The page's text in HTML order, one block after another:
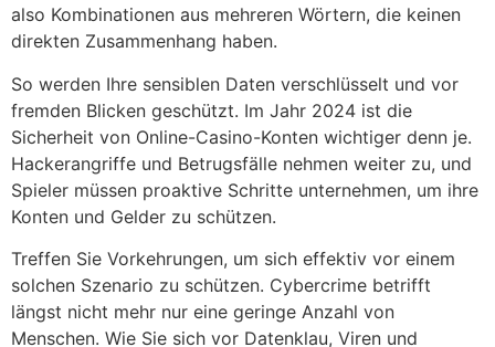
also Kombinationen aus mehreren Wörtern, die keinen
direkten Zusammenhang haben.
So werden Ihre sensiblen Daten verschlüsselt und vor
fremden Blicken geschützt. Im Jahr 2024 ist die
Sicherheit von Online-Casino-Konten wichtiger denn je.
Hackerangriffe und Betrugsfälle nehmen weiter zu, und
Spieler müssen proaktive Schritte unternehmen, um ihre
Konten und Gelder zu schützen.
Treffen Sie Vorkehrungen, um sich effektiv vor einem
solchen Szenario zu schützen. Cybercrime betrifft
längst nicht mehr nur eine geringe Anzahl von
Menschen. Wie Sie sich vor Datenklau, Viren und